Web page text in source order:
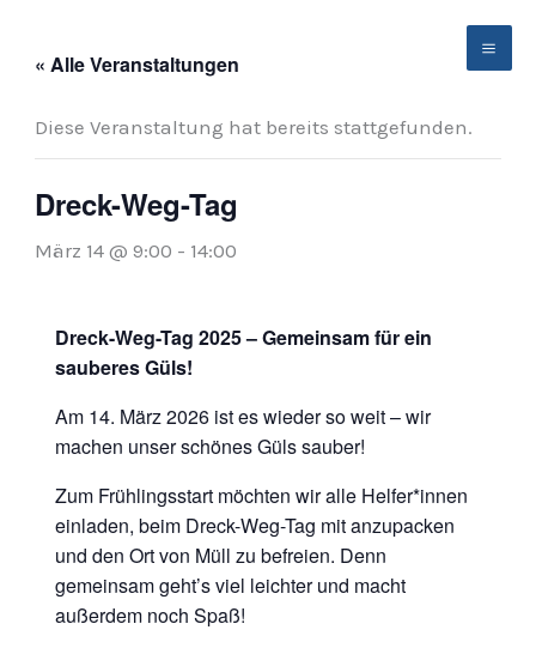
« Alle Veranstaltungen
Diese Veranstaltung hat bereits stattgefunden.
Dreck-Weg-Tag
März 14 @ 9:00 - 14:00
Dreck-Weg-Tag 2025 – Gemeinsam für ein
sauberes Güls!
Am 14. März 2026 ist es wieder so weit – wir
machen unser schönes Güls sauber!
Zum Frühlingsstart möchten wir alle Helfer*innen
einladen, beim Dreck-Weg-Tag mit anzupacken
und den Ort von Müll zu befreien. Denn
gemeinsam geht’s viel leichter und macht
außerdem noch Spaß!